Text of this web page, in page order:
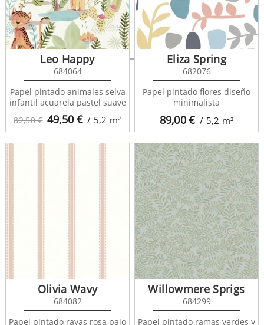
Dream Sky 677368
82,50 € 49,50€ / 5,2 m²
Leo Happy
684064
Papel pintado animales selva
infantil acuarela pastel suave
89,00€ / 5,2 m²
Eliza Spring
682076
Papel pintado flores diseño
minimalista
Olivia Wavy
684082
Papel pintado rayas rosa palo
Willowmere Sprigs
684299
Papel pintado ramas verdes y